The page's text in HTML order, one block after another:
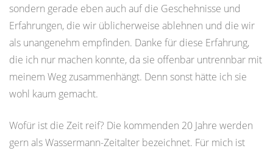
sondern gerade eben auch auf die Geschehnisse und
Erfahrungen, die wir üblicherweise ablehnen und die wir
als unangenehm empfinden. Danke für diese Erfahrung,
die ich nur machen konnte, da sie offenbar untrennbar mit
meinem Weg zusammenhängt. Denn sonst hätte ich sie
wohl kaum gemacht.
Wofür ist die Zeit reif? Die kommenden 20 Jahre werden
gern als Wassermann-Zeitalter bezeichnet. Für mich ist